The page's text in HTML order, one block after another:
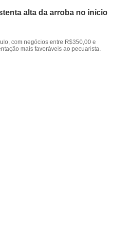
alta da arroba no início
com negócios entre R$350,00 e
mais favoráveis ao pecuarista.